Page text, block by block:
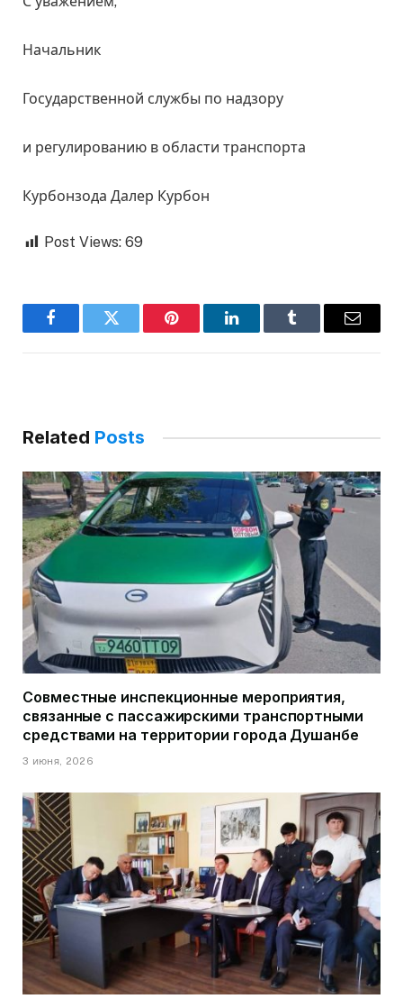
Начальник
Государственной службы по надзору
и регулированию в области транспорта
Курбонзода Далер Курбон
Post Views: 69
FacebookTwitter Pinterest LinkedInTumblr Email
Related Posts
Совместные инспекционные мероприятия,
связанные с пассажирскими транспортными
средствами на территории города Душанбе
3 июня, 2026